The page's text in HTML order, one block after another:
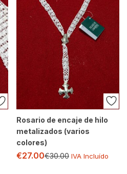
Rosario de encaje de hilo
metalizados (varios
colores)
€27.00€30.00 IVA Incluído